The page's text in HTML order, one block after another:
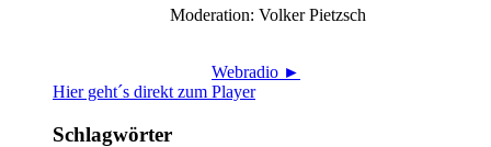
Moderation: Volker Pietzsch
Webradio ►
Hier geht´s direkt zum Player
Schlagwörter